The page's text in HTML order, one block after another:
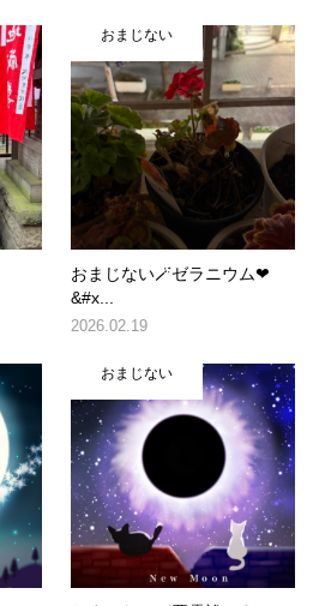
おまじない
おまじない🪄ゼラニウム❤
&#x...
2026.02.19
おまじない